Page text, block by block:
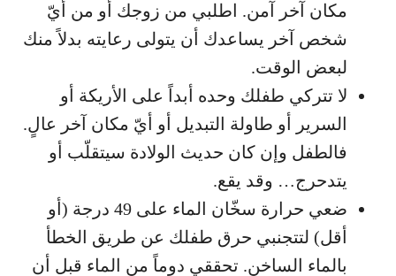
مكان آخر آمن. اطلبي من زوجك أو من أيّ
شخص آخر يساعدك أن يتولى رعايته بدلاً منك
لبعض الوقت.
لا تتركي طفلك وحده أبداً على الأريكة أو
السرير أو طاولة التبديل أو أيّ مكان آخر عالٍ.
فالطفل وإن كان حديث الولادة سيتقلّب أو
يتدحرج… وقد يقع.
ضعي حرارة سخّان الماء على 49 درجة (أو
أقل) لتتجنبي حرق طفلك عن طريق الخطأ
بالماء الساخن. تحققي دوماً من الماء قبل أن